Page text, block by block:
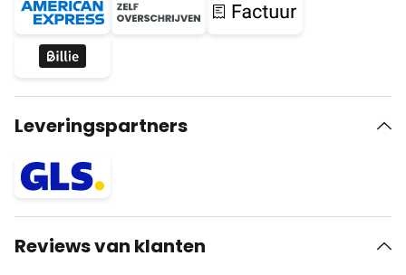
Leveringspartners
Reviews van klanten